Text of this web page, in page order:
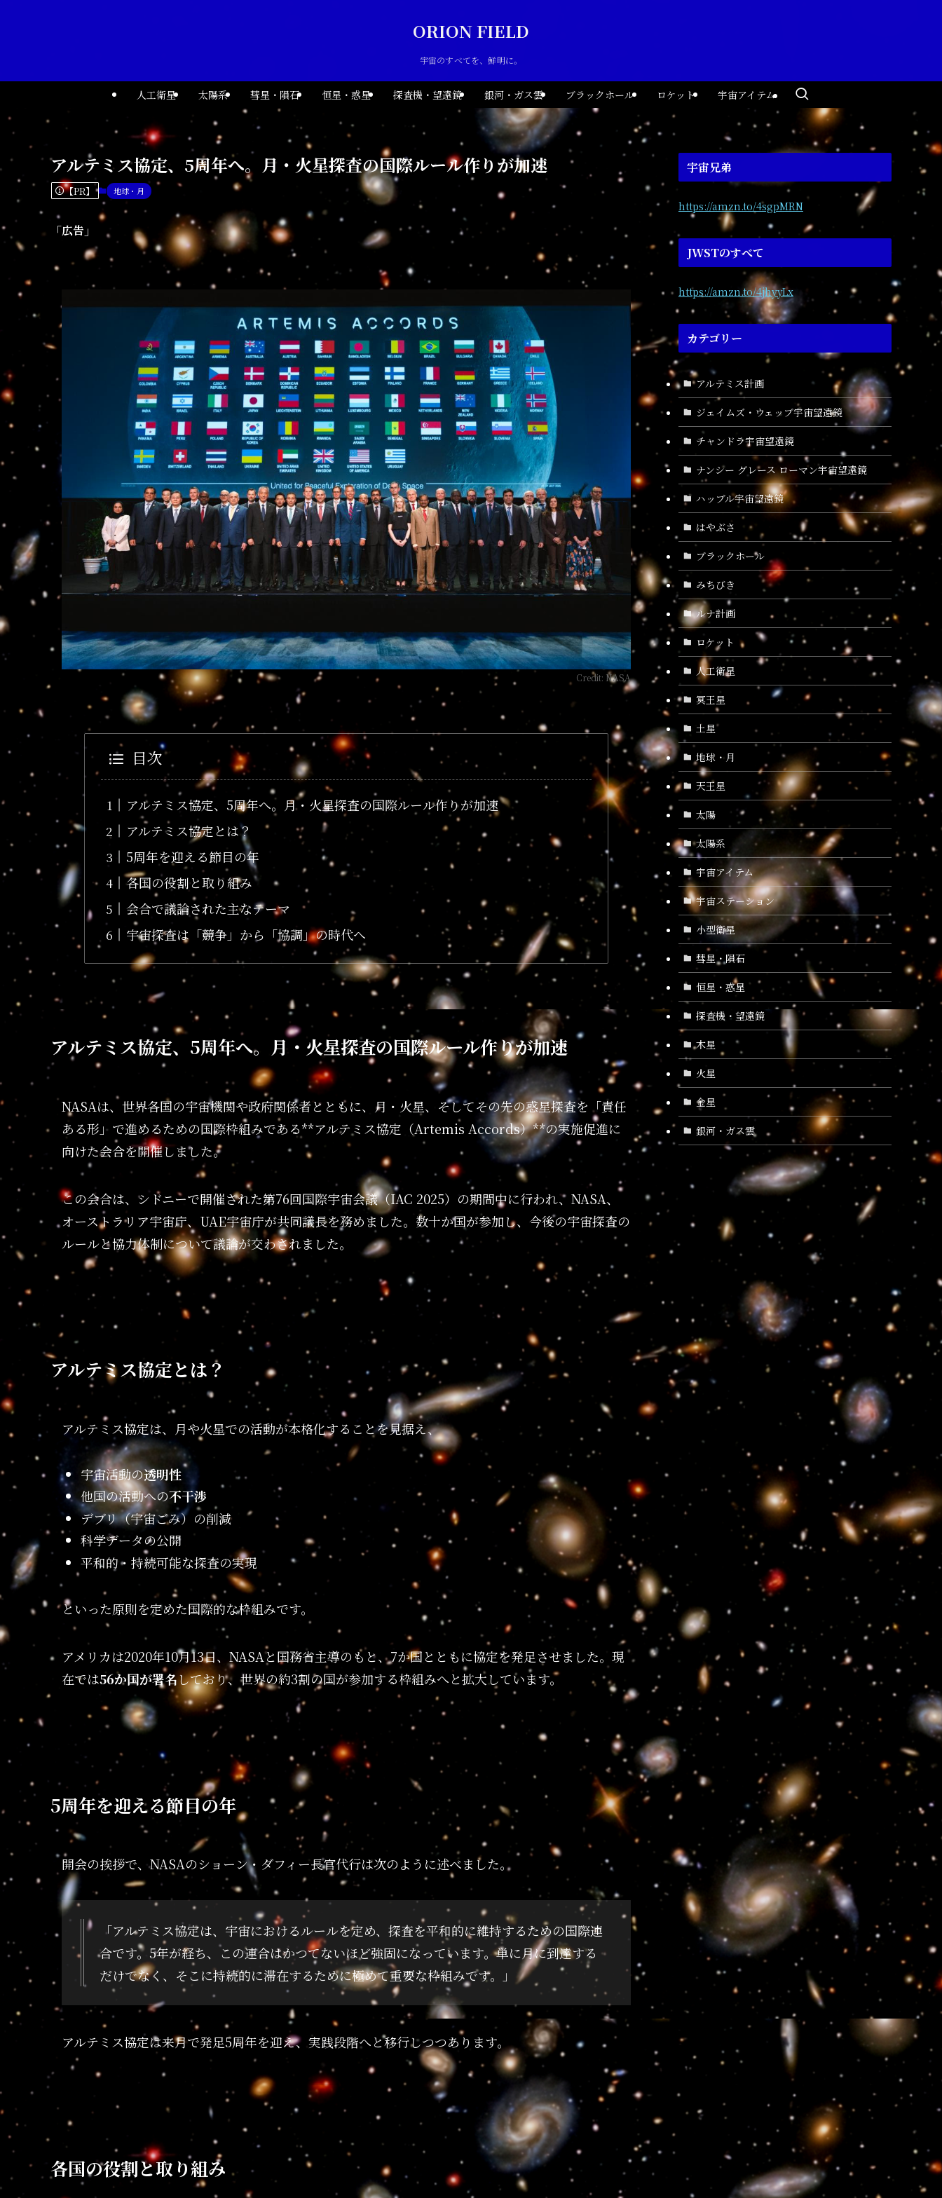
ORION FIELD
宇宙のすべてを、鮮明に。
人工衛星 太陽系 彗星・隕石 恒星・惑星 探査機・望遠鏡 銀河・ガス雲 ブラックホール ロケット 宇宙アイテム
アルテミス協定、5周年へ。月・火星探査の国際ルール作りが加速
【PR】 地球・月
「広告」
Credit: NASA
目次
アルテミス協定、5周年へ。月・火星探査の国際ルール作りが加速
アルテミス協定とは？
5周年を迎える節目の年
各国の役割と取り組み
会合で議論された主なテーマ
宇宙探査は「競争」から「協調」の時代へ
アルテミス協定、5周年へ。月・火星探査の国際ルール作りが加速
NASAは、世界各国の宇宙機関や政府関係者とともに、月・火星、そしてその先の惑星探査を「責任
ある形」で進めるための国際枠組みである**アルテミス協定（Artemis Accords）**の実施促進に
向けた会合を開催しました。
この会合は、シドニーで開催された第76回国際宇宙会議（IAC 2025）の期間中に行われ、NASA、
オーストラリア宇宙庁、UAE宇宙庁が共同議長を務めました。数十か国が参加し、今後の宇宙探査の
ルールと協力体制について議論が交わされました。
アルテミス協定とは？
アルテミス協定は、月や火星での活動が本格化することを見据え、
宇宙活動の透明性
他国の活動への不干渉
デブリ（宇宙ごみ）の削減
科学データの公開
平和的・持続可能な探査の実現
といった原則を定めた国際的な枠組みです。
アメリカは2020年10月13日、NASAと国務省主導のもと、7か国とともに協定を発足させました。現
在では56か国が署名しており、世界の約3割の国が参加する枠組みへと拡大しています。
5周年を迎える節目の年
開会の挨拶で、NASAのショーン・ダフィー長官代行は次のように述べました。
「アルテミス協定は、宇宙におけるルールを定め、探査を平和的に維持するための国際連
合です。5年が経ち、この連合はかつてないほど強固になっています。単に月に到達する
だけでなく、そこに持続的に滞在するために極めて重要な枠組みです。」
アルテミス協定は来月で発足5周年を迎え、実践段階へと移行しつつあります。
各国の役割と取り組み
宇宙兄弟
https://amzn.to/4sgpMRN
JWSTのすべて
https://amzn.to/4jhyyLx
カテゴリー
アルテミス計画
ジェイムズ・ウェッブ宇宙望遠鏡
チャンドラ宇宙望遠鏡
ナンシー グレース ローマン宇宙望遠鏡
ハッブル宇宙望遠鏡
はやぶさ
ブラックホール
みちびき
ルナ計画
ロケット
人工衛星
冥王星
土星
地球・月
天王星
太陽
太陽系
宇宙アイテム
宇宙ステーション
小型衛星
彗星・隕石
恒星・惑星
探査機・望遠鏡
木星
火星
金星
銀河・ガス雲